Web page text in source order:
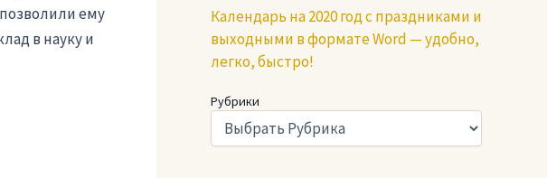
ему
в науку и
Календарь на 2020 год с праздниками и
выходными в формате Word — удобно,
легко, быстро!
Рубрики